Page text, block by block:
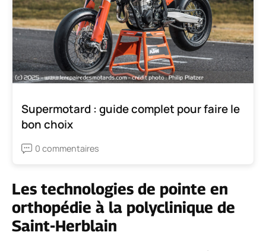
Supermotard : guide complet pour faire le
bon choix
0 commentaires
Les technologies de pointe en
orthopédie à la polyclinique de
Saint-Herblain